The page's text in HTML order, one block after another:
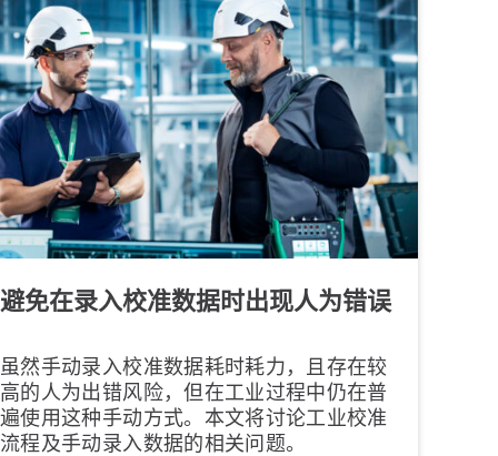
避免在录入校准数据时出现人为错误
虽然手动录入校准数据耗时耗力，且存在较
高的人为出错风险，但在工业过程中仍在普
遍使用这种手动方式。本文将讨论工业校准
流程及手动录入数据的相关问题。